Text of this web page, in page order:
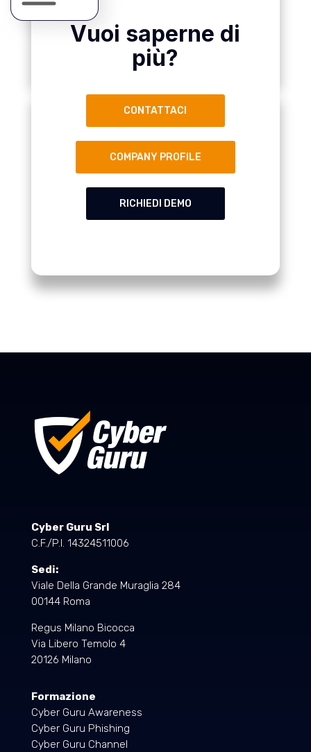
Vuoi saperne di
più?
CONTATTACI
COMPANY PROFILE
RICHIEDI DEMO
Cyber Guru Srl
C.F./P.I. 14324511006
Sedi:
Viale Della Grande Muraglia 284
00144 Roma
Regus Milano Bicocca
Via Libero Temolo 4
20126 Milano
Formazione
Cyber Guru Awareness
Cyber Guru Phishing
Cyber Guru Channel